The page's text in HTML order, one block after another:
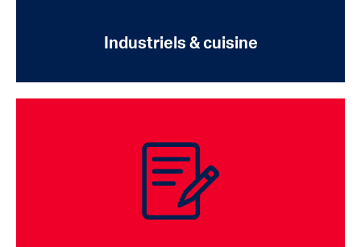
Industriels & cuisine